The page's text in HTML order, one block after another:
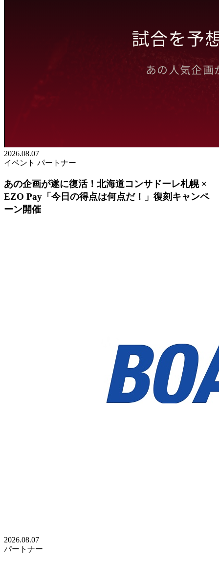
2026.08.07
イベント パートナー
あの企画が遂に復活！北海道コンサドーレ札幌 ×
EZO Pay「今日の得点は何点だ！」復刻キャンペ
ーン開催
2026.08.07
パートナー